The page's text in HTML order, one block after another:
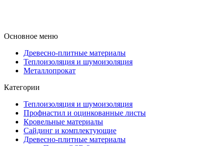
Основное меню
Древесно-плитные материалы
Теплоизоляция и шумоизоляция
Металлопрокат
Категории
Теплоизоляция и шумоизоляция
Профнастил и оцинкованные листы
Кровельные материалы
Сайдинг и комплектующие
Древесно-плитные материалы